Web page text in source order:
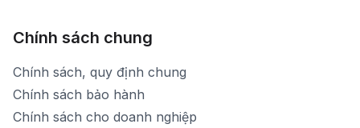
Chính sách chung
Chính sách, quy định chung
Chính sách bảo hành
Chính sách cho doanh nghiệp